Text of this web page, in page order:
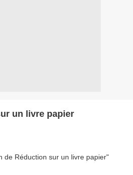
un livre papier